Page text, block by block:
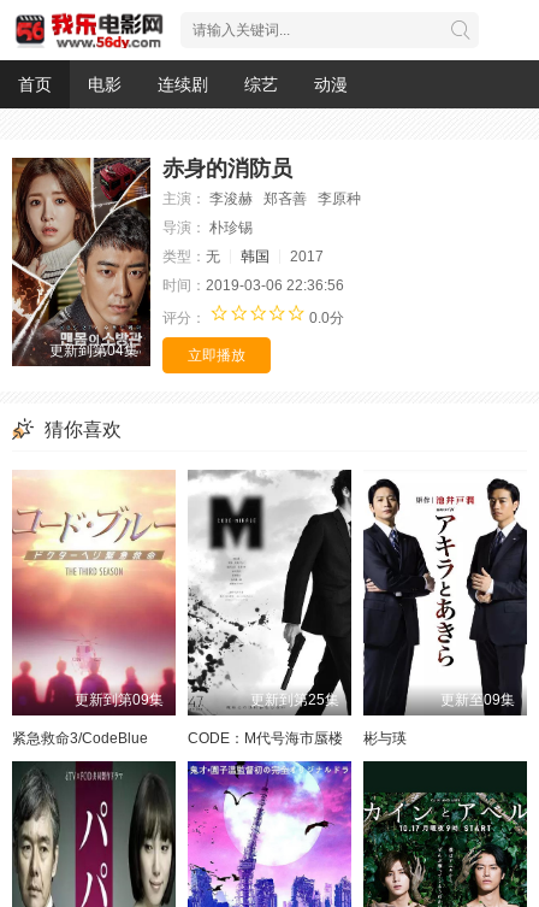
首页 电影 连续剧 综艺 动漫
更新到第04集
赤身的消防员
主演： 李浚赫 郑吝善 李原种
导演： 朴珍锡
类型： 无 韩国
2017
时间： 2019-03-06 22:36:56
评分：
0.0分
立即播放
猜你喜欢
更新到第09集
紧急救命3/CodeBlue
更新到第25集
CODE：M代号海市蜃楼
更新至09集
彬与瑛